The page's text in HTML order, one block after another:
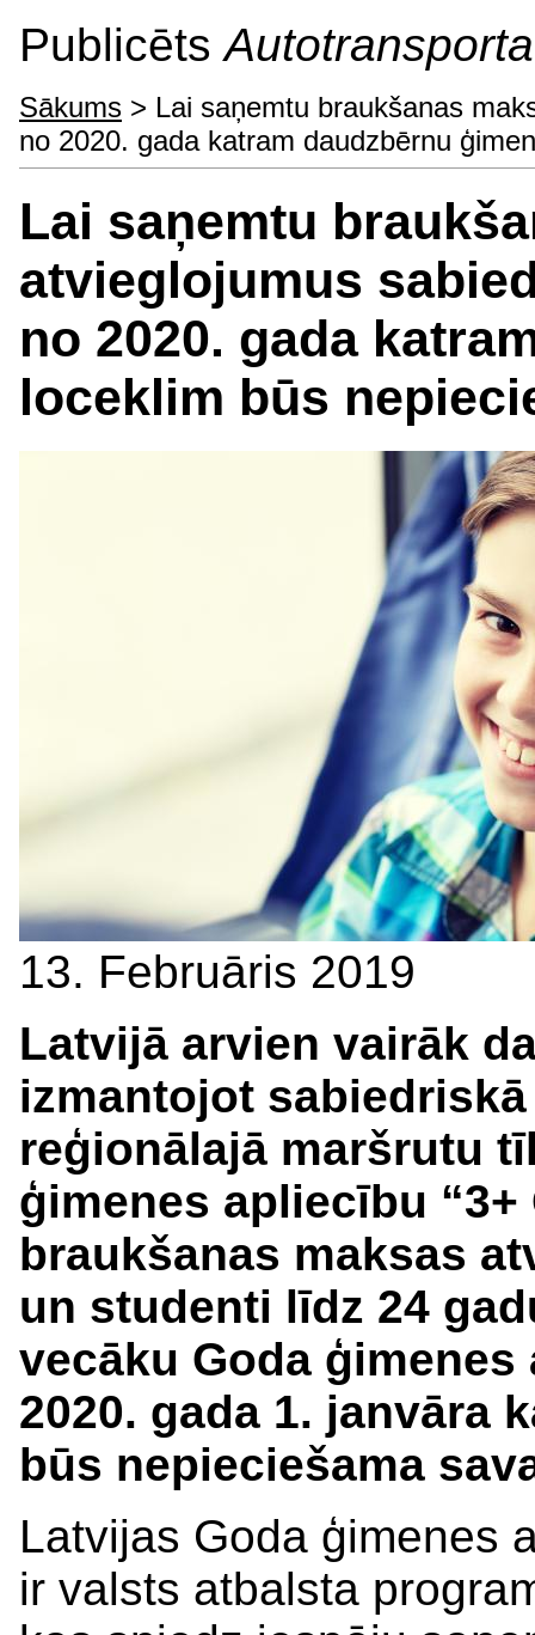
Publicēts
Sākums > Lai saņemtu braukšanas
no 2020. gada katram daudzbērnu
Lai saņemtu
atvieglojumus
no 2020. gada
loceklim būs
13. Februāris 2019
Latvijā arvien vairāk
izmantojot
reģionālajā maršrutu
ģimenes apliecību
braukšanas maksas
un studenti līdz 24
vecāku Goda
2020. gada 1. janvāra
būs nepieciešama
Latvijas Goda ģimenes
ir valsts atbalsta